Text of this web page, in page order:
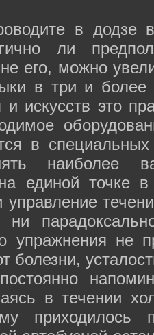
в додзе
ли
его, можно
в три и
искусств это
в
наиболее
на единой точке
управление
упражнения не
болезни,
в течении
приходилось